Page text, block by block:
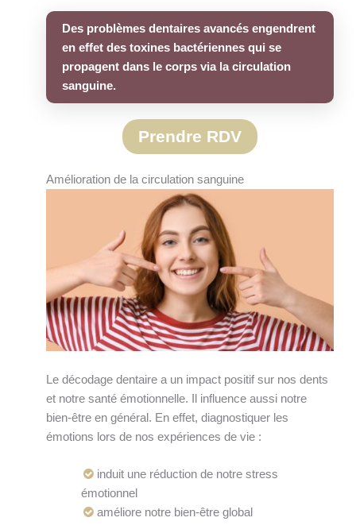
Des problèmes dentaires avancés engendrent
en effet des toxines bactériennes qui se
propagent dans le corps via la circulation
sanguine.
Prendre RDV
Amélioration de la circulation sanguine
Le décodage dentaire a un impact positif sur nos dents
et notre santé émotionnelle. Il influence aussi notre
bien-être en général. En effet, diagnostiquer les
émotions lors de nos expériences de vie :
induit une réduction de notre stress
émotionnel
améliore notre bien-être global